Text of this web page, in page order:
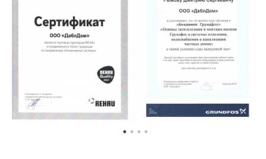
профессиональных сотрудников, мы не только быстро и
качественно создадим проект кондиционирования, но и при
желании заказчика выполним все работы по монтажу,
подбору и комплектации оборудования и материалов,
проверкой качества выполненных работ и эффективности
системы, ввода системы в эксплуатацию, а также
гарантийное и постгарантийное обслуживание.